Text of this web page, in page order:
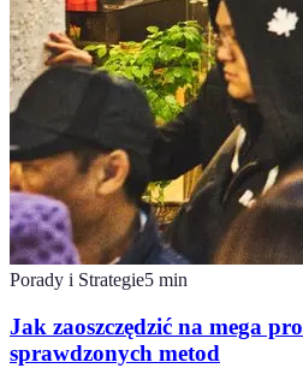
Porady i Strategie5 min
Jak zaoszczędzić na mega
sprawdzonych metod